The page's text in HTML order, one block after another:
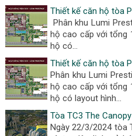
Thiết kế căn hộ tòa
Phân khu Lumi
hộ cao cấp với tổng
hộ có...
Thiết kế căn hộ tòa
Phân khu Lumi
hộ cao cấp với tổng
hộ có layout hình...
Tòa TC3 The
Ngày 22/3/2024 tòa